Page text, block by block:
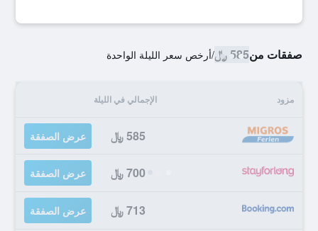
صفقات من585 ﷼ /أرخص سعر الليلة الواحدة
مزود الإجمالي في الليلة
585 ﷼ عرض الصفقة
700 ﷼ عرض الصفقة
713 ﷼ عرض الصفقة